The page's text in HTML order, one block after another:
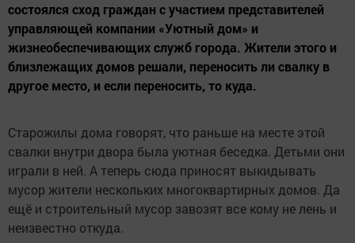
состоялся сход граждан с участием представителей
управляющей компании «Уютный дом» и
жизнеобеспечивающих служб города. Жители этого и
близлежащих домов решали, переносить ли свалку в
другое место, и если переносить, то куда.
Старожилы дома говорят, что раньше на месте этой
свалки внутри двора была уютная беседка. Детьми они
играли в ней. А теперь сюда приносят выкидывать
мусор жители нескольких многоквартирных домов. Да
ещё и строительный мусор завозят все кому не лень и
неизвестно откуда.